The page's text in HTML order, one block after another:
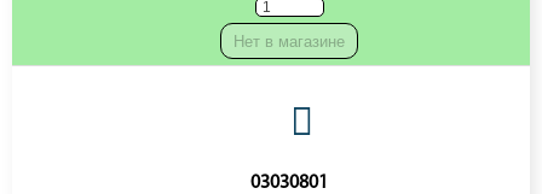
Нет в магазине
03030801